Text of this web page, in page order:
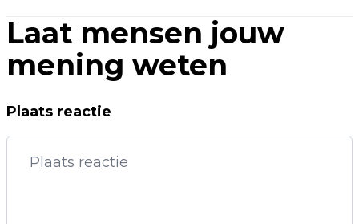
Laat mensen jouw
mening weten
Plaats reactie